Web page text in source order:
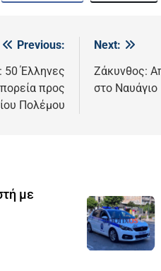
Previous:
50 Έλληνες
προς
Πολέμου
Next:
Ζάκυνθος:
στο Ναυάγιο
με
στο